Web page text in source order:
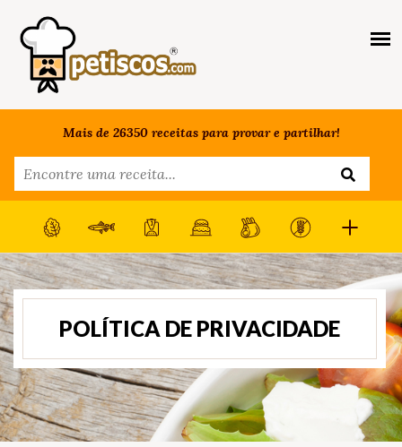
Mais de 26350 receitas para provar e partilhar!
POLÍTICA DE PRIVACIDADE